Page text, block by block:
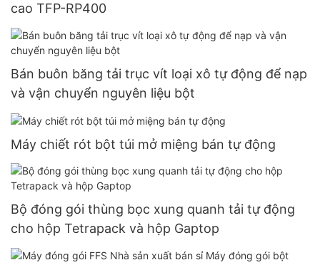
cao TFP-RP400
Bán buôn băng tải trục vít loại xô tự động để nạp
và vận chuyển nguyên liệu bột
Máy chiết rót bột túi mở miệng bán tự động
Bộ đóng gói thùng bọc xung quanh tải tự động
cho hộp Tetrapack và hộp Gaptop